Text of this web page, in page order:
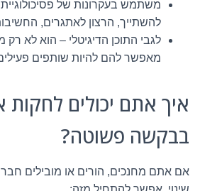
משתמש בעקרונות של
להשתייך, הרצון לאתגרים,
לגבי התוכן הדיגיטלי – הוא לא
מאפשר להם להיות שותפים
איך אתם יכולים
בבקשה פשוטה?
אם אתם מחנכים, הורים או מובילים